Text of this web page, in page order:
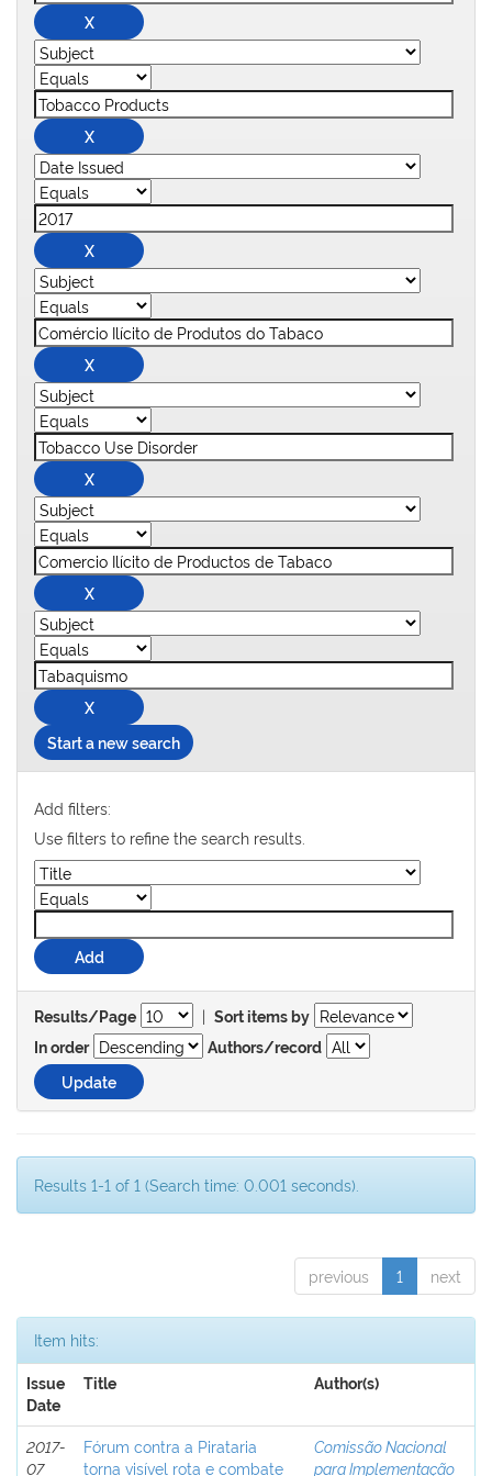
Start a new search
Add filters:
Use filters to refine the search results.
Results/Page | Sort items by
In order
Authors/record
Results 1-1 of 1 (Search time: 0.001 seconds).
previous 1 next
Item hits:
Issue
Date
Title Author(s)
2017-
07
Fórum contra a Pirataria
torna visível rota e combate
Comissão Nacional
para Implementação